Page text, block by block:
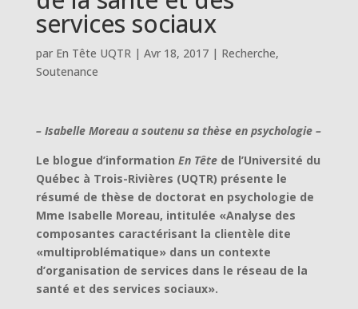
services sociaux
par En Tête UQTR| Avr 18, 2017| Recherche,
Soutenance
– Isabelle Moreau a soutenu sa thèse en psychologie –
Le blogue d’information En Têtede l’Université du
Québec à Trois-Rivières (UQTR) présente le
résumé de thèse de doctorat en psychologie de
Mme Isabelle Moreau, intitulée «Analyse des
composantes caractérisant la clientèle dite
«multiproblématique» dans un contexte
d’organisation de services dans le réseau de la
santé et des services sociaux».